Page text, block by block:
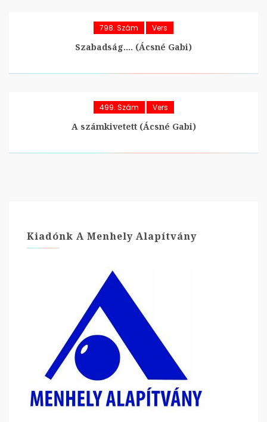
798. Szám Vers
Szabadság…. (Ácsné Gabi)
499. Szám Vers
A számkivetett (Ácsné Gabi)
Kiadónk A Menhely Alapítvány